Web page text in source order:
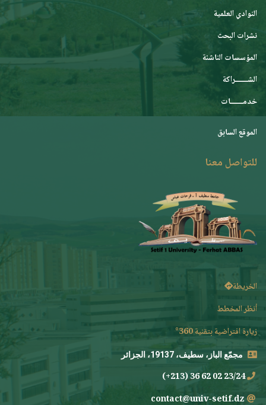
النوادي العلمية
نشرات البحث
المؤسسات الناشئة
الشـــــــراكة
خدمـــــــات
الموقع السابق
للتواصل معنا
الخريطة
أنظر المخطط
زيارة افتراضية بتقنية 360°
مجمّع الباز، سطيف، 19137، الجزائر
23/24 02 62 36 (213+)
contact@univ-setif.dz